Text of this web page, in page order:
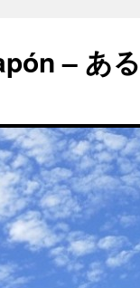
– あ